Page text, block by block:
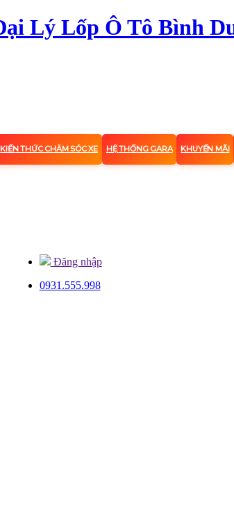
KIẾN THỨC CHĂM SÓC XE HỆ THỐNG GARA KHUYẾN MÃI
Đăng nhập
0931.555.998